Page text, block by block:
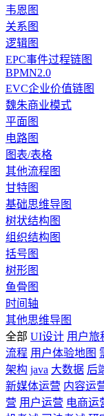
韦恩图
关系图
逻辑图
EPC事件过程链图
BPMN2.0
EVC企业价值链图
魏朱商业模式
平面图
电路图
图表/表格
其他流程图
甘特图
基础思维导图
树状结构图
组织结构图
括号图
树形图
鱼骨图
时间轴
其他思维导图
全部 UI设计 用户旅
流程 用户体验地图
架构 java 大数据 后
新媒体运营 内容运
营 用户运营 电商运